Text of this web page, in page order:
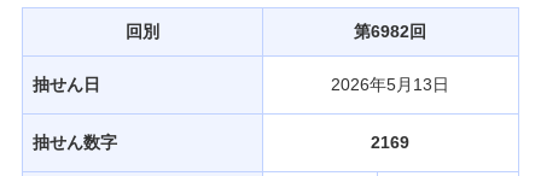
回別 第6982回
抽せん日 2026年5月13日
抽せん数字 2169